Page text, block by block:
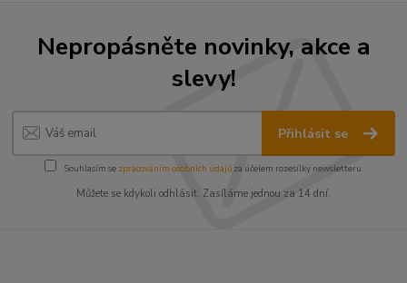
Nepropásněte novinky, akce a
slevy!
Přihlásit se
Souhlasím se zpracováním osobních údajůza účelem rozesílky newsletteru.
Můžete se kdykoli odhlásit. Zasíláme jednou za 14 dní.